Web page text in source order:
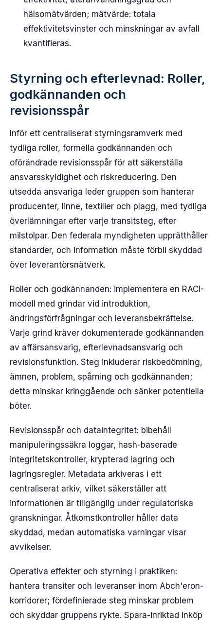
hälsomätvärden; mätvärde: totala
effektivitetsvinster och minskningar av avfall
kvantifieras.
Styrning och efterlevnad: Roller,
godkännanden och
revisionsspår
Inför ett centraliserat styrningsramverk med
tydliga roller, formella godkännanden och
oförändrade revisionsspår för att säkerställa
ansvarsskyldighet och riskreducering. Den
utsedda ansvariga leder gruppen som hanterar
producenter, linne, textilier och plagg, med tydliga
överlämningar efter varje transitsteg, efter
milstolpar. Den federala myndigheten upprätthåller
standarder, och information måste förbli skyddad
över leverantörsnätverk.
Roller och godkännanden: implementera en RACI-
modell med grindar vid introduktion,
ändringsförfrågningar och leveransbekräftelse.
Varje grind kräver dokumenterade godkännanden
av affärsansvarig, efterlevnadsansvarig och
revisionsfunktion. Steg inkluderar riskbedömning,
ämnen, problem, spårning och godkännanden;
detta minskar kringgående och sänker potentiella
böter.
Revisionsspår och dataintegritet: bibehåll
manipuleringssäkra loggar, hash-baserade
integritetskontroller, krypterad lagring och
lagringsregler. Metadata arkiveras i ett
centraliserat arkiv, vilket säkerställer att
informationen är tillgänglig under regulatoriska
granskningar. Åtkomstkontroller håller data
skyddad, medan automatiska varningar visar
avvikelser.
Operativa effekter och styrning i praktiken:
hantera transiter och leveranser inom Abch'eron-
korridorer; fördefinierade steg minskar problem
och skyddar gruppens rykte. Spara-inriktad inköp